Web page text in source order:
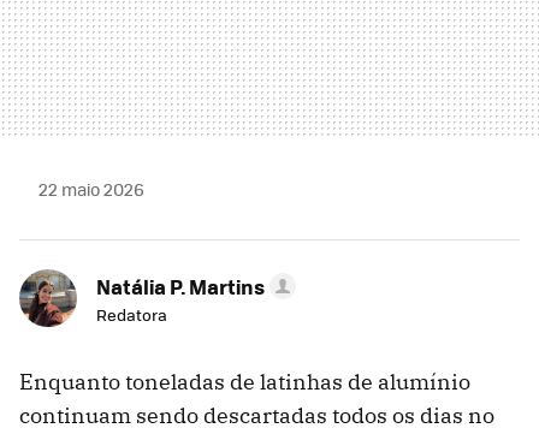
22 maio 2026
Natália P. Martins
Redatora
Enquanto toneladas de latinhas de alumínio
continuam sendo descartadas todos os dias no